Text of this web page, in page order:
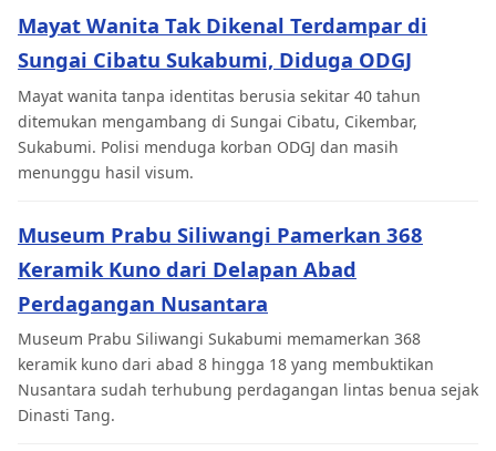
Mayat Wanita Tak Dikenal Terdampar di
Sungai Cibatu Sukabumi, Diduga ODGJ
Mayat wanita tanpa identitas berusia sekitar 40 tahun
ditemukan mengambang di Sungai Cibatu, Cikembar,
Sukabumi. Polisi menduga korban ODGJ dan masih
menunggu hasil visum.
Museum Prabu Siliwangi Pamerkan 368
Keramik Kuno dari Delapan Abad
Perdagangan Nusantara
Museum Prabu Siliwangi Sukabumi memamerkan 368
keramik kuno dari abad 8 hingga 18 yang membuktikan
Nusantara sudah terhubung perdagangan lintas benua sejak
Dinasti Tang.